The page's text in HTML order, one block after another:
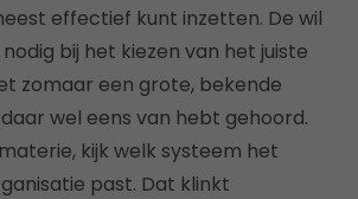
effectief kunt inzetten. De wil
bij het kiezen van het juiste
zomaar een grote, bekende
wel eens van hebt gehoord.
kijk welk systeem het
past. Dat klinkt